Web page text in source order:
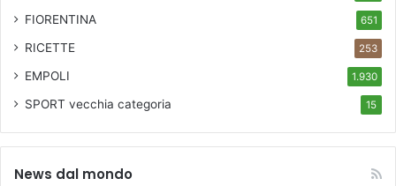
FIORENTINA 651
RICETTE 253
EMPOLI 1.930
SPORT vecchia categoria 15
News dal mondo